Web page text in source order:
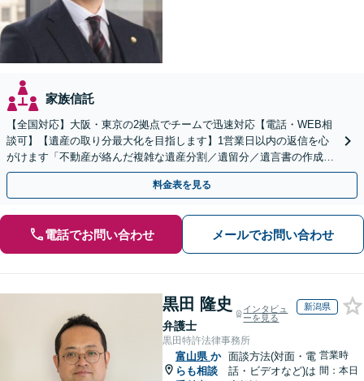
家族信託
【全国対応】大阪・東京の2拠点でチームで迅速対応【電話・WEB相
談可】【遺産の取り分最大化を目指します】1営業日以内の返信を心
がけます「不動産が絡んだ複雑な遺産分割／遺留分／遺言書の作成・
執行／事業承継など、お任せください」【休日相談あり】
料金表を見る
電話でお問い合わせ メールでお問い合わせ
黒田 隆史
弁護士
インタビュ
ーを見る
新潟県
黒田特許法律事務所
富山県 か
らも相談
面談方法(対面・電
話・ビデオなど)は
営業時
間：本日